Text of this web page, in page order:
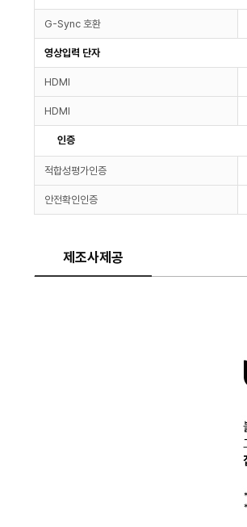
G-Sync 호환
영상입력 단자
HDMI
HDMI
인증
적합성평가인증
안전확인인증
제조사제공